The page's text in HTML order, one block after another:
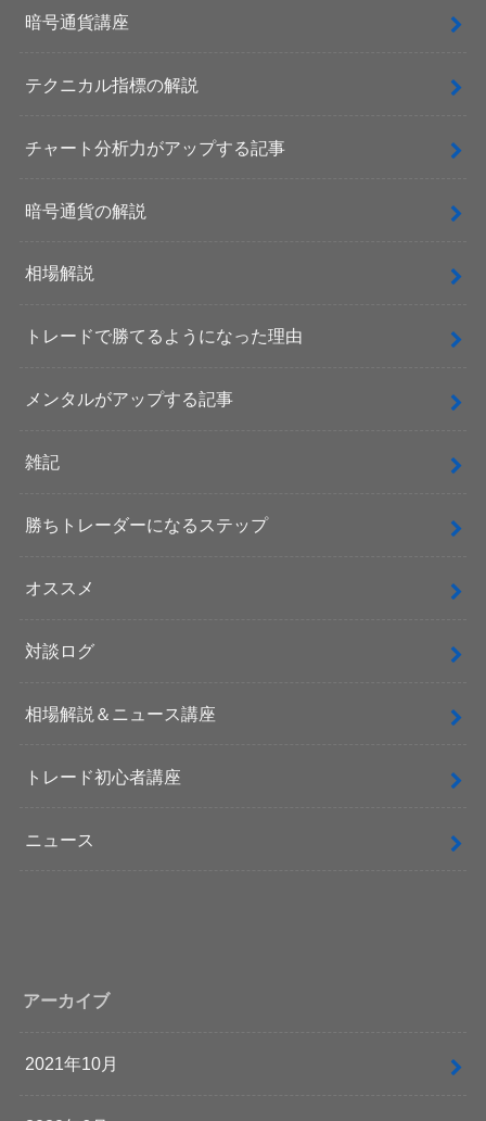
暗号通貨講座
テクニカル指標の解説
チャート分析力がアップする記事
暗号通貨の解説
相場解説
トレードで勝てるようになった理由
メンタルがアップする記事
雑記
勝ちトレーダーになるステップ
オススメ
対談ログ
相場解説＆ニュース講座
トレード初心者講座
ニュース
アーカイブ
2021年10月